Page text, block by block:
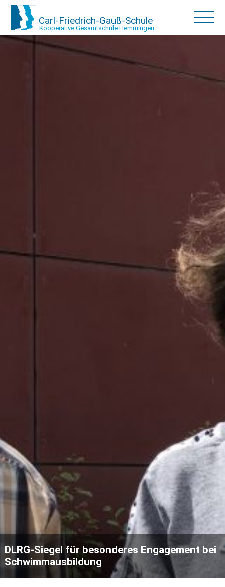
Carl-Friedrich-Gauß-Schule
Kooperative Gesamtschule Hemmingen
DLRG-Siegel für besonderes Engagement bei
Schwimmausbildung